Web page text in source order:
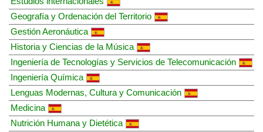
Geografía y Ordenación del Territorio
Gestión Aeronáutica
Historia y Ciencias de la Música
Ingeniería de Tecnologías y Servicios de Telecomunicación
Ingeniería Química
Lenguas Modernas, Cultura y Comunicación
Medicina
Nutrición Humana y Dietética